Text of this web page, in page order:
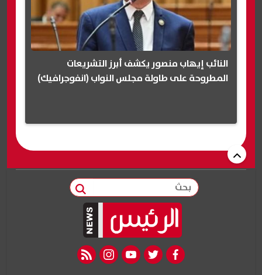
النائب إيهاب منصور يكشف أبرز التشريعات
المطروحة على طاولة مجلس النواب (انفوجرافيك)
بحث
facebook
twitter
youtube
instagram
rss feed